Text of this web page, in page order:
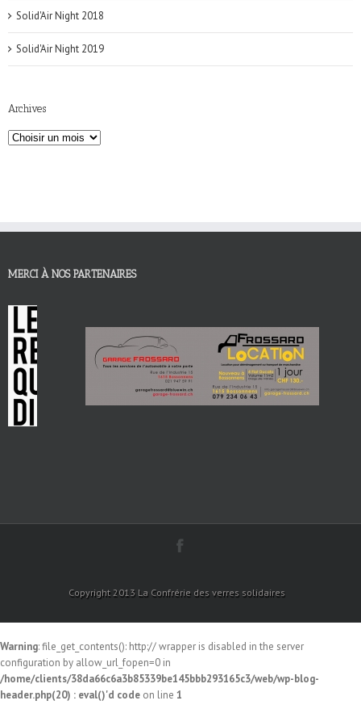
Solid'Air Night 2018
Solid'Air Night 2019
Archives
MERCI À NOS PARTENAIRES
Copyright 2013 La Confrérie des verres solidaires
Warning: file_get_contents(): http:// wrapper is disabled in the server
configuration by allow_url_fopen=0 in
/home/clients/38da66c6a3b85339be145bbb293165c3/web/wp-blog-
header.php(20) : eval()'d code on line 1